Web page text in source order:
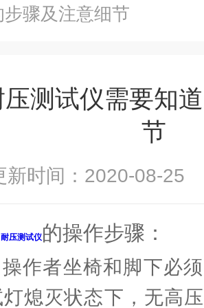
步骤及注意细节
测试仪需要知
节
新时间：2020-08-
耐压测试仪的操作步骤：
者坐椅和脚下必须
熄灭状态下，无高